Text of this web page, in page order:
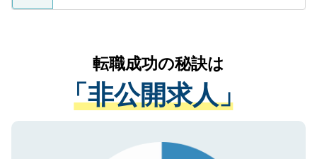
ているすべての個人データはご本人の許可
は、個人情報の取り扱いについての厳密な
管理基準を満たした事業者のみに付与され
る、プライバシーマークを取得済みです。
で、機密保持に関してもご安心ください。
かがいして、現在の医療機関の状況や紹介
経験をまじえながら、適切なアドバイスを
させていただきます。すぐにご転職をされ
ない方には、長期的なサポートが可能です
ので、まずはご登録ください。
転職成功の秘訣は
「非公開求人」